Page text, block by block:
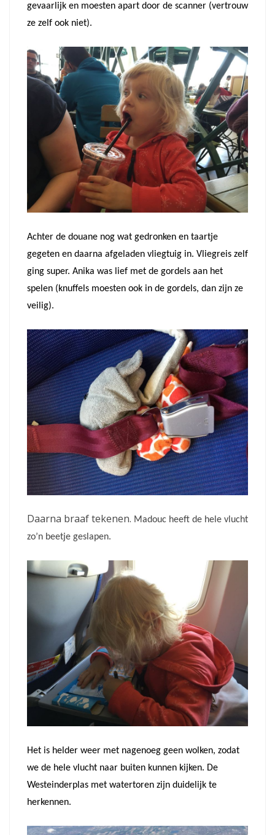
gevaarlijk en moesten apart door de scanner (vertrouw
ze zelf ook niet).
Achter de douane nog wat gedronken en taartje
gegeten en daarna afgeladen vliegtuig in. Vliegreis zelf
ging super. Anika was lief met de gordels aan het
spelen (knuffels moesten ook in de gordels, dan zijn ze
veilig).
Daarna braaf tekenen. Madouc heeft de hele vlucht
zo’n beetje geslapen.
Het is helder weer met nagenoeg geen wolken, zodat
we de hele vlucht naar buiten kunnen kijken. De
Westeinderplas met watertoren zijn duidelijk te
herkennen.